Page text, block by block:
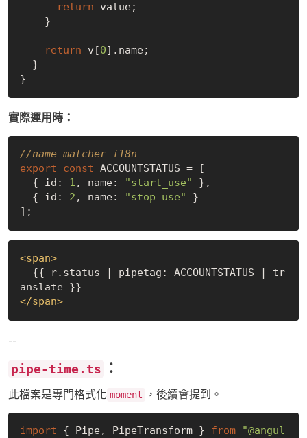
return value;
return v[0].name;
實際運用時：
//name matcher i18n
export
const ACCOUNTSTATUS = [
  { id:
1 , name: "start_use" },
  { id:
2 , name: "stop_use" }
<span>
</span>
--
pipe-time.ts ：
此檔案是專門格式化 moment ，後續會提到。
import { Pipe, PipeTransform } from
"@angul